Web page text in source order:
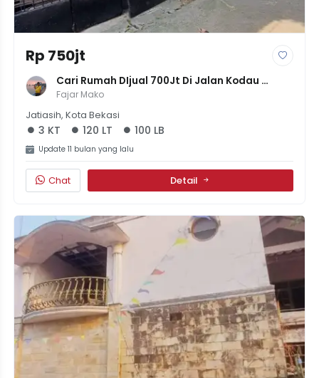
Rp 750jt
Cari Rumah DIjual 700Jt Di Jalan Kodau
Jatiasih 3Kamar SHM
Fajar Mako
Jatiasih, Kota Bekasi
3 KT 120 LT 100 LB
Update 11 bulan yang lalu
Chat Detail